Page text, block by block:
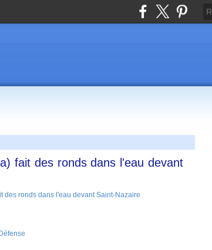
fait des ronds dans l'eau devant